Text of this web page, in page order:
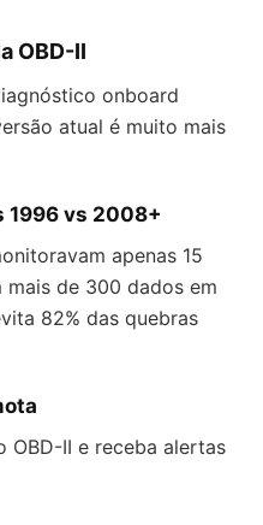
OBD-II
onboard
atual é muito mais
1996 vs 2008+
apenas 15
mais de 300 dados em
82% das quebras
OBD-II e receba alertas